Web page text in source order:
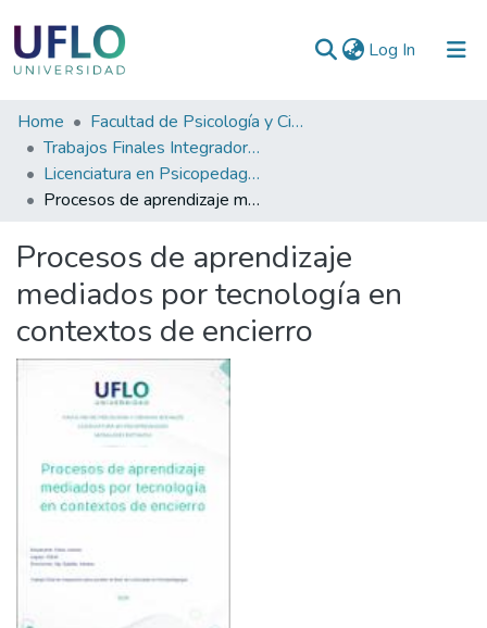
Log In (current)
Communities
&
Collections
Statistics
Home
Facultad de Psicología y Ciencias Sociales
Trabajos Finales Integradores (TFI) de Grado
Licenciatura en Psicopedagogía
Procesos de aprendizaje mediados por tecnología en contextos de encierro
Procesos de aprendizaje
mediados por tecnología en
contextos de encierro